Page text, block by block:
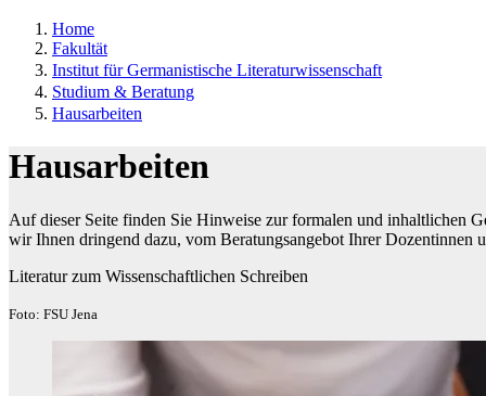
Home
Fakultät
Institut für Germanistische Literaturwissenschaft
Studium & Beratung
Hausarbeiten
Hausarbeiten
Auf dieser Seite finden Sie Hinweise zur formalen und inhaltlichen
wir Ihnen dringend dazu, vom Beratungsangebot Ihrer Dozentinnen
Literatur zum Wissenschaftlichen Schreiben
Foto: FSU Jena